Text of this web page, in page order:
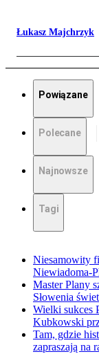
Łukasz Majchrzyk
Powiązane
Polecane
Najnowsze
Tagi
Niesamowity
Niewiadoma-
Master Plany
Słowenia
Wielki sukces
Kubkowski
Tam, gdzie
zapraszają na